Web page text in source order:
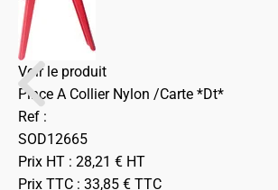
Voir le produit
Pince A Collier Nylon /Carte *Dt*
Ref :
SOD12665
Prix HT : 28,21 € HT
Prix TTC : 33,85 € TTC